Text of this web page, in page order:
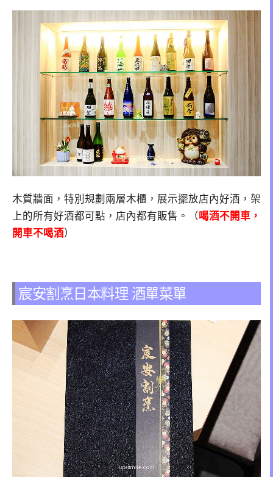
木質牆面，特別規劃兩層木櫃，展示擺放店內好酒，架
上的所有好酒都可點，店內都有販售。（喝酒不開車，
開車不喝酒）
宸安割烹日本料理 酒單菜單